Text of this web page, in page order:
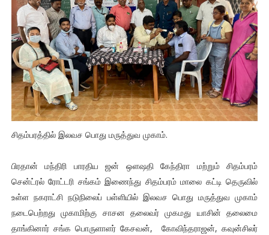
சிதம்பரத்தில் இலவச பொது மருத்துவ முகாம்.
பிரதான் மந்திரி பாரதிய ஜன் ஒளஷதி கேந்திரா மற்றும் சிதம்பரம்
சென்ட்ரல் ரோட்டரி சங்கம் இணைந்து சிதம்பரம் மாலை கட்டி தெருவில்
உள்ள நகராட்சி நடுநிலைப் பள்ளியில் இலவச பொது மருத்துவ முகாம்
நடைபெற்றது முகாமிற்கு சாசன தலைவர் முகமது யாசின் தலைமை
தாங்கினார் சங்க பொருளாளர் கேசவன், கோவிந்தராஜன், கவுன்சிலர்